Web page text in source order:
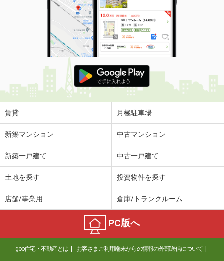
賃貸 月極駐車場
新築マンション 中古マンション
新築一戸建て 中古一戸建て
土地を探す 投資物件を探す
店舗/事業用 倉庫/トランクルーム
PC版へ
goo住宅・不動産とは お客さまご利用端末からの情報の外部送信について